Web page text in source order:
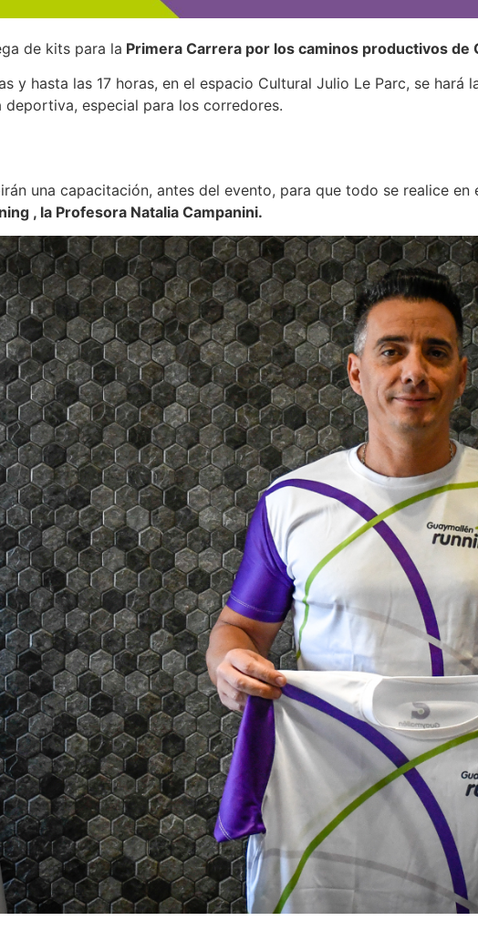
de kits para la Primera Carrera por los caminos productivos de
y hasta las 17 horas, en el espacio Cultural Julio Le Parc, se
especial para los corredores.
una capacitación, antes del evento, para que todo se realice en
, la Profesora Natalia Campanini.